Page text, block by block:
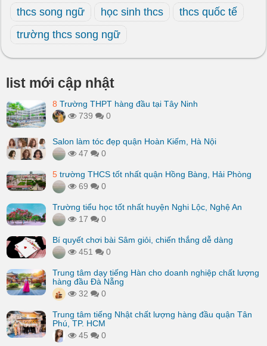
thcs song ngữ
học sinh thcs
thcs quốc tế
trường thcs song ngữ
list mới cập nhật
8 Trường THPT hàng đầu tại Tây Ninh
739
0
Salon làm tóc đẹp quận Hoàn Kiếm, Hà Nội
47
0
5 trường THCS tốt nhất quận Hồng Bàng, Hải Phòng
69
0
Trường tiểu học tốt nhất huyện Nghi Lộc, Nghệ An
17
0
Bí quyết chơi bài Sâm giỏi, chiến thắng dễ dàng
451
0
Trung tâm dạy tiếng Hàn cho doanh nghiệp chất lượng
hàng đầu Đà Nẵng
32
0
Trung tâm tiếng Nhật chất lượng hàng đầu quận Tân
Phú, TP. HCM
45
0